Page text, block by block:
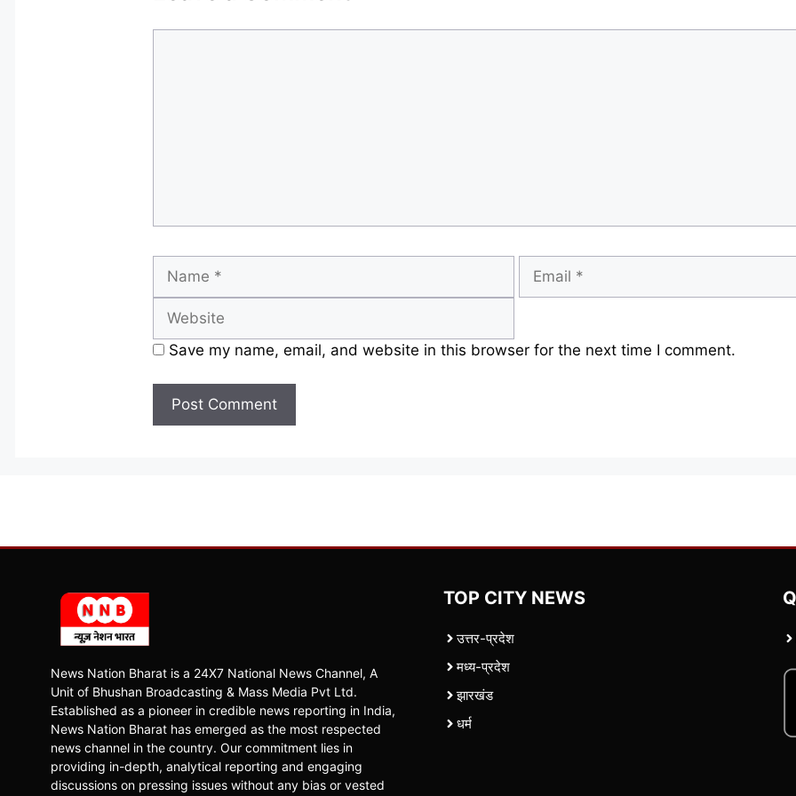
Save my name, email, and website in this browser for the next time I comment.
News Nation Bharat is a 24X7 National News Channel, A
Unit of Bhushan Broadcasting & Mass Media Pvt Ltd.
Established as a pioneer in credible news reporting in India,
News Nation Bharat has emerged as the most respected
news channel in the country. Our commitment lies in
providing in-depth, analytical reporting and engaging
discussions on pressing issues without any bias or vested
TOP CITY NEWS
उत्तर-प्रदेश
मध्य-प्रदेश
झारखंड
धर्म